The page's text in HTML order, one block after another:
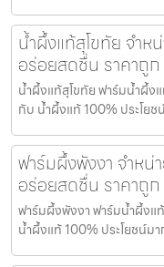
น้ำผึ้งแท้สุโขทัย จำ
อร่อยสดชื่น ราคาถูก
น้ำผึ้งแท้สุโขทัย ฟาร์มน้ำผึ้ง
กับ น้ำผึ้งแท้ 100% ประโย
ฟาร์มผึ้งพังงา จำห
อร่อยสดชื่น ราคาถูก
ฟาร์มผึ้งพังงา ฟาร์มน้ำผึ้งแ
น้ำผึ้งแท้ 100% ประโยชน์ม